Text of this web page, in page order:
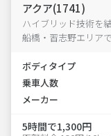
アクア(1741)
ハイブリッド技術を
船橋・習志野エリア
ボディタイプ
乗車人数
メーカー
5時間で1,300円